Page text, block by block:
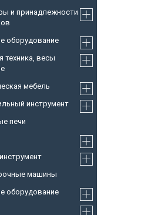
и принадлежности
оборудование
техника, весы
мебель
инструмент
печи
машины
оборудование